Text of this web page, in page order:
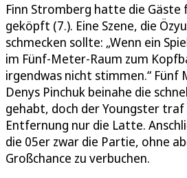
Finn Stromberg hatte die Gäste
geköpft (7.). Eine Szene, die
schmecken sollte: „Wenn ein
im Fünf-Meter-Raum zum
irgendwas nicht stimmen.“
Denys Pinchuk beinahe die
gehabt, doch der Youngster
Entfernung nur die Latte.
die 05er zwar die Partie, ohne
Großchance zu verbuchen.